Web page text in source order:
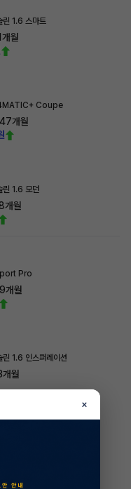
린 1.6 스마트
개월
Coupe
47개월
린 1.6 모던
개월
Pro
개월
린 1.6 인스퍼레이션
개월
×